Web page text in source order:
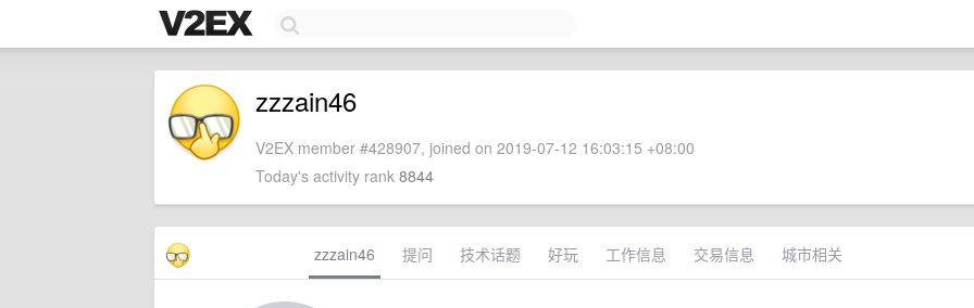
zzzain46
V2EX member #428907, joined on 2019-07-12 16:03:15 +08:00
Today's activity rank 8844
zzzain46 提问 技术话题 好玩 工作信息 交易信息 城市相关